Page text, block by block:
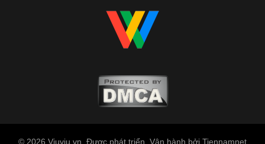
© 2026 Viuviu.vn. Được phát triển, Vận hành bởi Tiennamnet